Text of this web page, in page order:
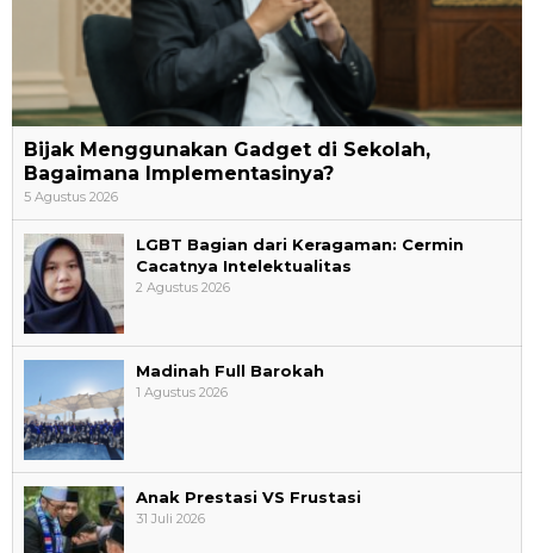
Bijak Menggunakan Gadget di Sekolah,
Bagaimana Implementasinya?
5 Agustus 2026
LGBT Bagian dari Keragaman: Cermin
Cacatnya Intelektualitas
2 Agustus 2026
Madinah Full Barokah
1 Agustus 2026
Anak Prestasi VS Frustasi
31 Juli 2026